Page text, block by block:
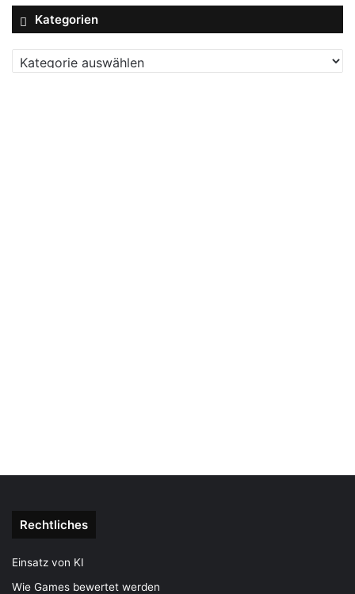
Kategorien
Kategorien
Rechtliches
Einsatz von KI
Wie Games bewertet werden